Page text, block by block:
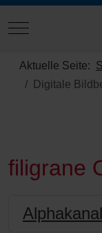
Mobile Menu
Aktuelle Seite:
Digitale
filigrane